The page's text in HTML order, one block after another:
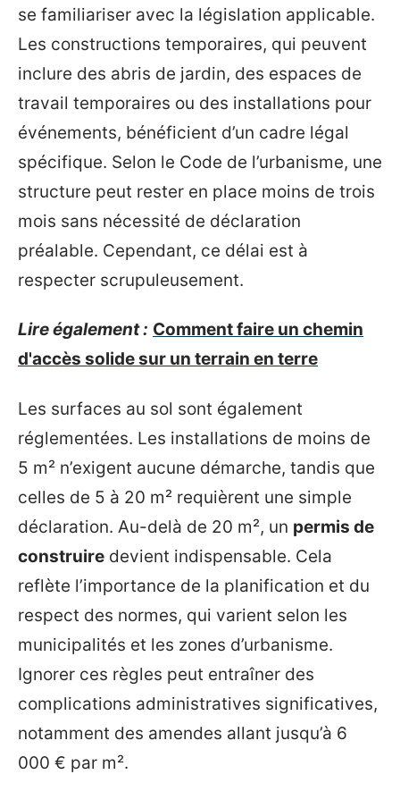
se familiariser avec la législation applicable.
Les constructions temporaires, qui peuvent
inclure des abris de jardin, des espaces de
travail temporaires ou des installations pour
événements, bénéficient d’un cadre légal
spécifique. Selon le Code de l’urbanisme, une
structure peut rester en place moins de trois
mois sans nécessité de déclaration
préalable. Cependant, ce délai est à
respecter scrupuleusement.
Lire également : Comment faire un chemin
d'accès solide sur un terrain en terre
Les surfaces au sol sont également
réglementées. Les installations de moins de
5 m² n’exigent aucune démarche, tandis que
celles de 5 à 20 m² requièrent une simple
déclaration. Au-delà de 20 m², un permis de
construire devient indispensable. Cela
reflète l’importance de la planification et du
respect des normes, qui varient selon les
municipalités et les zones d’urbanisme.
Ignorer ces règles peut entraîner des
complications administratives significatives,
notamment des amendes allant jusqu’à 6
000 € par m².